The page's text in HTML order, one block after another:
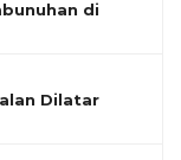
di
Dilatar